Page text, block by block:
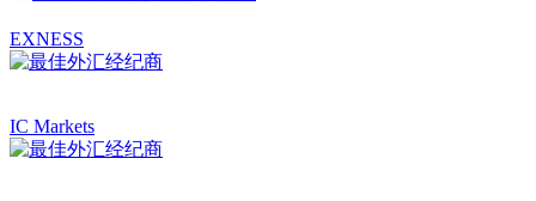
EXNESS
IC Markets